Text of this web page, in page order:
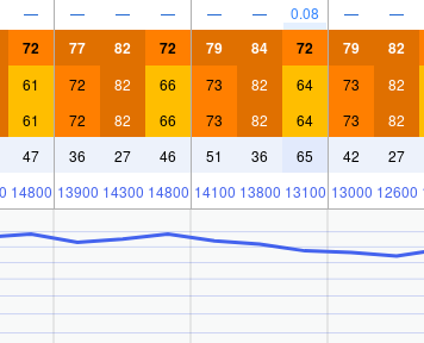
— — — — — — 0.08 — —
72 77 82 72 79 84 72 79 82
61 72 82 66 73 82 64 73 82
61 72 82 66 73 82 64 73 82
47 36 27 46 51 36 65 42 27
14800 13900 14300 14800 14100 13800 13100 13000 12600